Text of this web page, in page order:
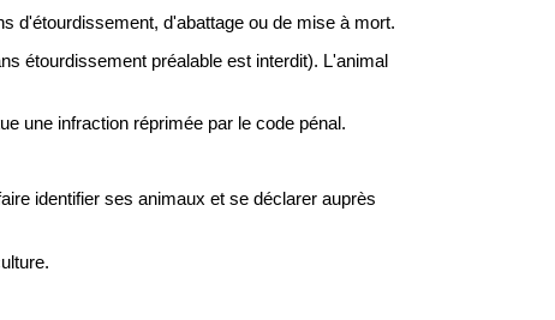
d'étourdissement, d'abattage ou de mise à mort.
étourdissement préalable est interdit). L'animal
une infraction réprimée par le code pénal.
identifier ses animaux et se déclarer auprès